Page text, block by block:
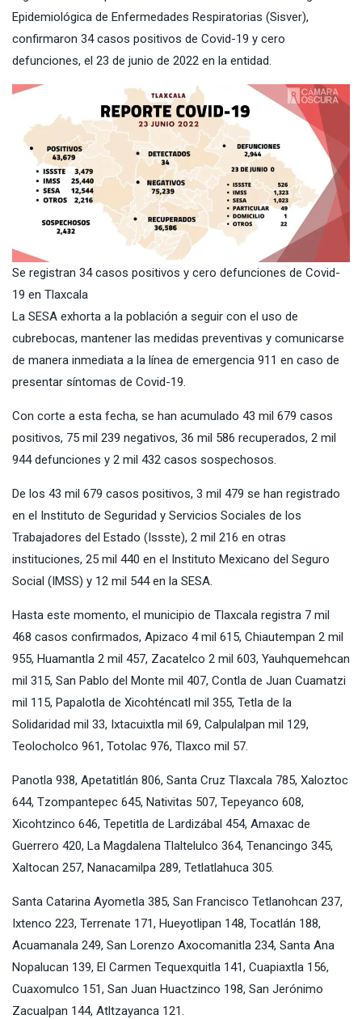
Epidemiológica de Enfermedades Respiratorias (Sisver),
confirmaron 34 casos positivos de Covid-19 y cero
defunciones, el 23 de junio de 2022 en la entidad.
Se registran 34 casos positivos y cero defunciones de Covid-
19 en Tlaxcala
La SESA exhorta a la población a seguir con el uso de
cubrebocas, mantener las medidas preventivas y comunicarse
de manera inmediata a la línea de emergencia 911 en caso de
presentar síntomas de Covid-19.
Con corte a esta fecha, se han acumulado 43 mil 679 casos
positivos, 75 mil 239 negativos, 36 mil 586 recuperados, 2 mil
944 defunciones y 2 mil 432 casos sospechosos.
De los 43 mil 679 casos positivos, 3 mil 479 se han registrado
en el Instituto de Seguridad y Servicios Sociales de los
Trabajadores del Estado (Issste), 2 mil 216 en otras
instituciones, 25 mil 440 en el Instituto Mexicano del Seguro
Social (IMSS) y 12 mil 544 en la SESA.
Hasta este momento, el municipio de Tlaxcala registra 7 mil
468 casos confirmados, Apizaco 4 mil 615, Chiautempan 2 mil
955, Huamantla 2 mil 457, Zacatelco 2 mil 603, Yauhquemehcan
mil 315, San Pablo del Monte mil 407, Contla de Juan Cuamatzi
mil 115, Papalotla de Xicohténcatl mil 355, Tetla de la
Solidaridad mil 33, Ixtacuixtla mil 69, Calpulalpan mil 129,
Teolocholco 961, Totolac 976, Tlaxco mil 57.
Panotla 938, Apetatitlán 806, Santa Cruz Tlaxcala 785, Xaloztoc
644, Tzompantepec 645, Nativitas 507, Tepeyanco 608,
Xicohtzinco 646, Tepetitla de Lardizábal 454, Amaxac de
Guerrero 420, La Magdalena Tlaltelulco 364, Tenancingo 345,
Xaltocan 257, Nanacamilpa 289, Tetlatlahuca 305.
Santa Catarina Ayometla 385, San Francisco Tetlanohcan 237,
Ixtenco 223, Terrenate 171, Hueyotlipan 148, Tocatlán 188,
Acuamanala 249, San Lorenzo Axocomanitla 234, Santa Ana
Nopalucan 139, El Carmen Tequexquitla 141, Cuapiaxtla 156,
Cuaxomulco 151, San Juan Huactzinco 198, San Jerónimo
Zacualpan 144, Atltzayanca 121.